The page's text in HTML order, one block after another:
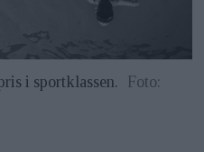
i sportklassen.
Foto: